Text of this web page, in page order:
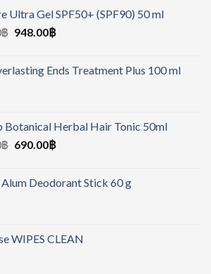
Ultra Gel SPF50+ (SPF90) 50 ml
฿ 948.00฿
Ends Treatment Plus 100 ml
Botanical Herbal Hair Tonic 50ml
฿ 690.00฿
Alum Deodorant Stick 60 g
WIPES CLEAN